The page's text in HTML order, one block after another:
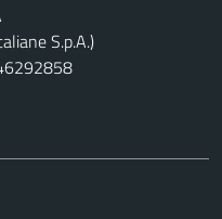
S.p.A.)